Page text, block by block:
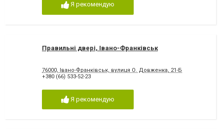
Я рекомендую
Правильні двері, Івано-Франківськ
76000, Івано-Франківськ, вулиця О. Довженка, 21-Б
+380 (66) 533-52-23
Я рекомендую